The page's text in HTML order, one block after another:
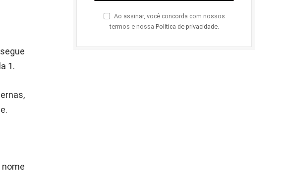
1.
Ao assinar, você concorda com nossos
termos e nossa Política de privacidade.